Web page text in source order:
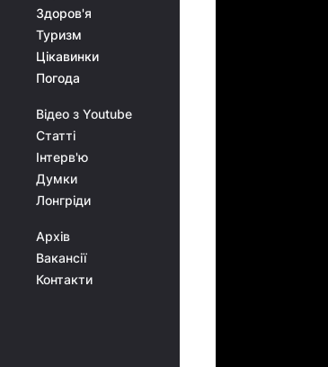
Здоров'я
Туризм
Цікавинки
Погода
Відео з Youtube
Статті
Інтерв'ю
Думки
Лонгріди
Архів
Вакансії
Контакти